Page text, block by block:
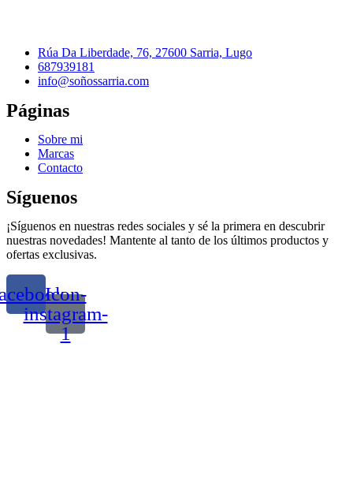
Rúa Da Liberdade, 76, 27600 Sarria, Lugo
687939181
info@soñossarria.com
Páginas
Sobre mi
Marcas
Contacto
Síguenos
¡Síguenos en nuestras redes sociales y sé la primera en descubrir
nuestras novedades! Mantente al tanto de los últimos productos y
ofertas exclusivas.
Icon-
instagram-
1